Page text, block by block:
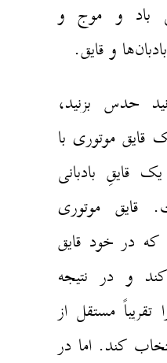
باد و موج و
و قایق.
حدس بزنید،
قایق موتوری با
قایقِ بادبانی
قایق موتوری
که در خود قایق
و در نتیجه
مستقل از
کند. اما در